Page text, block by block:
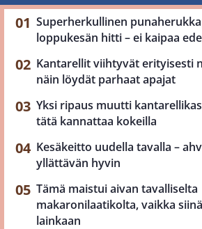
Superherkullinen
loppukesän hitti – ei kaipaa
Kantarellit viihtyvät erityisesti
näin löydät parhaat apajat
Yksi ripaus muutti
tätä kannattaa kokeilla
Kesäkeitto uudella tavalla –
yllättävän hyvin
Tämä maistui aivan tavalliselta
makaronilaatikolta, vaikka
lainkaan